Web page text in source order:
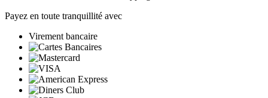
Payez en toute tranquillité avec
Virement bancaire